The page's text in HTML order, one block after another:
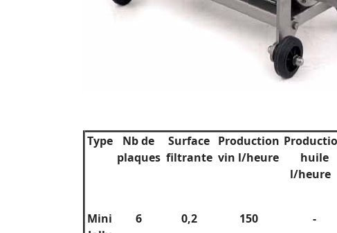
Type
Nb de
plaques
Surface
filtrante
Production
vin l/heure
huile
l/heure
Mini
6 0,2 150 -